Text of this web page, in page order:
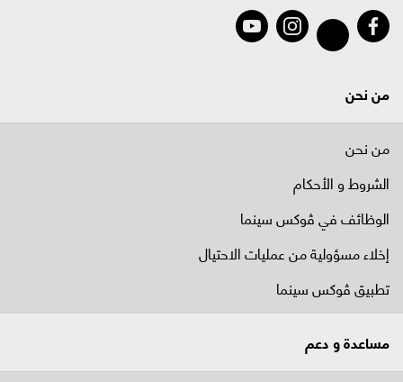
من نحن
من نحن
الشروط و الأحكام
الوظائف في ﭬوكس سينما
إخلاء مسؤولية من عمليات الاحتيال
تطبيق ڤوكس سينما
مساعدة و دعم